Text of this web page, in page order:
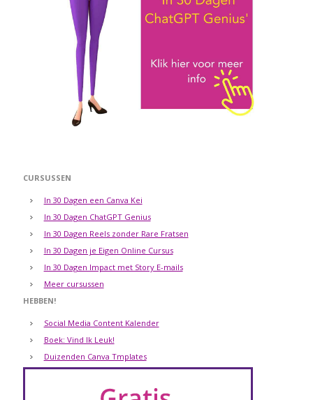
CURSUSSEN
In 30 Dagen een Canva Kei
In 30 Dagen ChatGPT Genius
In 30 Dagen Reels zonder Rare Fratsen
In 30 Dagen je Eigen Online Cursus
In 30 Dagen Impact met Story E-mails
Meer cursussen
HEBBEN!
Social Media Content Kalender
Boek: Vind Ik Leuk!
Duizenden Canva Tmplates